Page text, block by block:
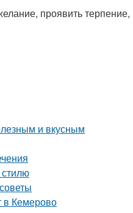
проявить терпение,
и вкусным
в Кемерово